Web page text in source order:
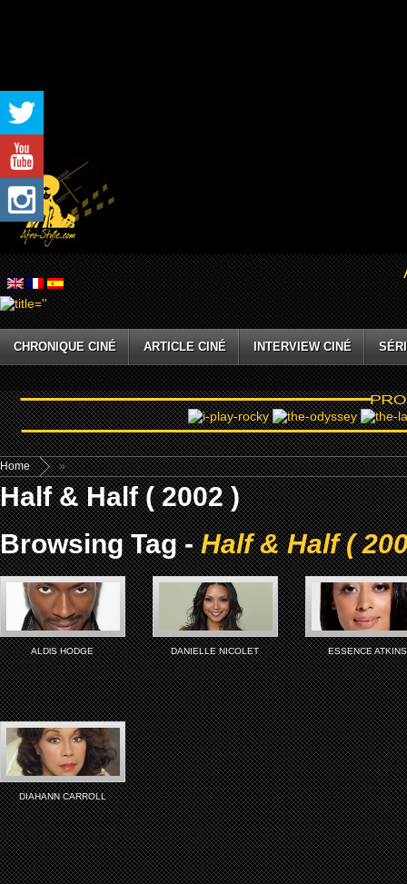
CHRONIQUE CINÉ ARTICLE CINÉ INTERVIEW CINÉ
Home »
Half & Half ( 2002 )
Browsing Tag -Half & Half (
ALDlS HODGE DANIELLE NICOLET ESSENCE ATKINS
DIAHANN CARROLL